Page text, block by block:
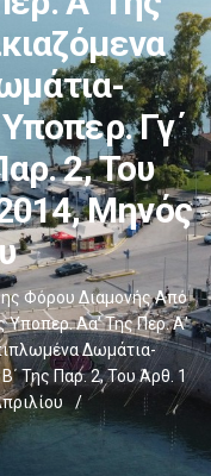
Γγ΄
2, Του
Μηνός
Φόρου Διαμονής Από
Υποπερ. Αα’ Της Περ. Α’
Δωμάτια-
Της Παρ. 2, Του Άρθ. 1
/